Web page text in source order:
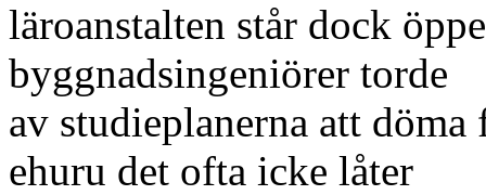
läroanstalten står dock
byggnadsingeniörer torde
av studieplanerna att
ehuru det ofta icke låter